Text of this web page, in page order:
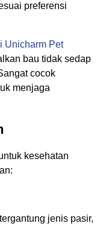
preferensi
Unicharm Pet
bau tidak sedap
cocok
menjaga
kesehatan
jenis pasir,